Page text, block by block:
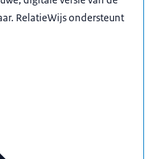
RelatieWijs ondersteunt